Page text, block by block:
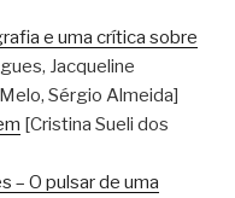
e uma crítica sobre
Jacqueline
Sérgio Almeida]
[Cristina Sueli dos
– O pulsar de uma